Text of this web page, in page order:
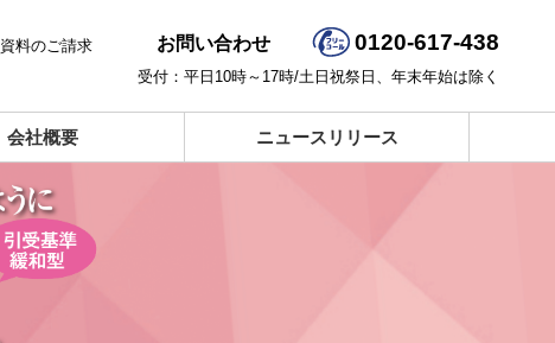
資料のご請求 お問い合わせ 0120-617-438
受付：平日10時～17時/土日祝祭日、年末年始は除く
会社概要 ニュースリリース